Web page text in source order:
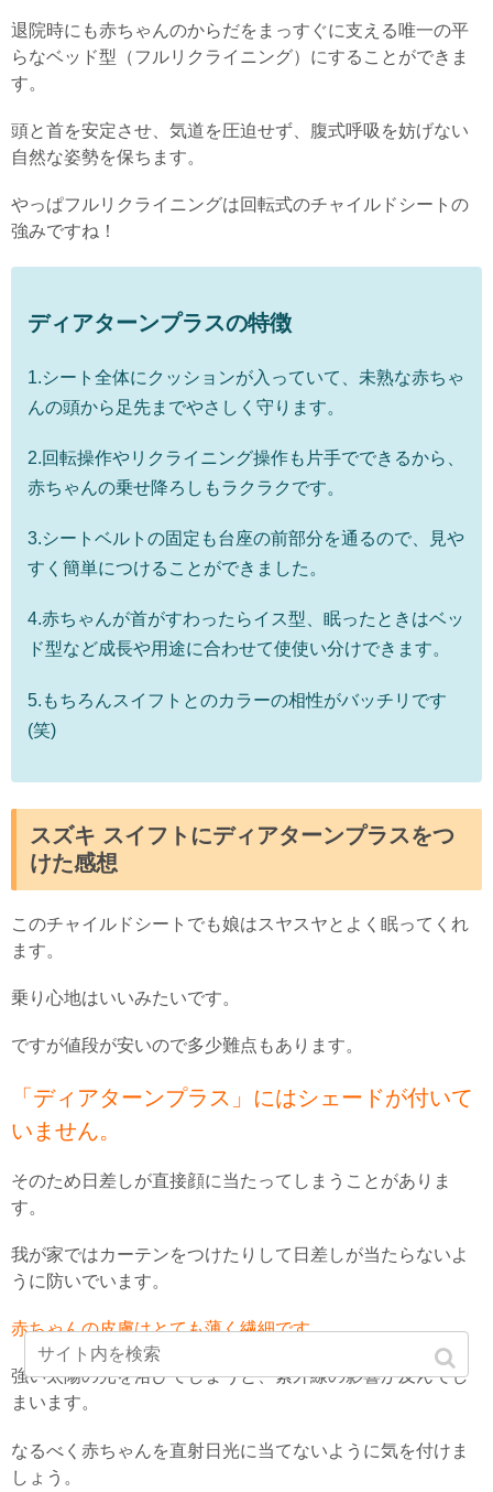
退院時にも赤ちゃんのからだをまっすぐに支える唯一の平
らなベッド型（フルリクライニング）にすることができま
す。
頭と首を安定させ、気道を圧迫せず、腹式呼吸を妨げない
自然な姿勢を保ちます。
やっぱフルリクライニングは回転式のチャイルドシートの
強みですね！
ディアターンプラスの特徴
1.シート全体にクッションが入っていて、未熟な赤ちゃ
んの頭から足先までやさしく守ります。
2.回転操作やリクライニング操作も片手でできるから、
赤ちゃんの乗せ降ろしもラクラクです。
3.シートベルトの固定も台座の前部分を通るので、見や
すく簡単につけることができました。
4.赤ちゃんが首がすわったらイス型、眠ったときはベッ
ド型など成長や用途に合わせて使使い分けできます。
5.もちろんスイフトとのカラーの相性がバッチリです
(笑)
スズキ スイフトにディアターンプラスをつ
けた感想
このチャイルドシートでも娘はスヤスヤとよく眠ってくれ
ます。
乗り心地はいいみたいです。
ですが値段が安いので多少難点もあります。
「ディアターンプラス」にはシェードが付いて
いません。
そのため日差しが直接顔に当たってしまうことがありま
す。
我が家ではカーテンをつけたりして日差しが当たらないよ
うに防いでいます。
赤ちゃんの皮膚はとても薄く繊細です。
強い太陽の光を浴びてしまうと、紫外線の影響が及んでし
まいます。
なるべく赤ちゃんを直射日光に当てないように気を付けま
しょう。